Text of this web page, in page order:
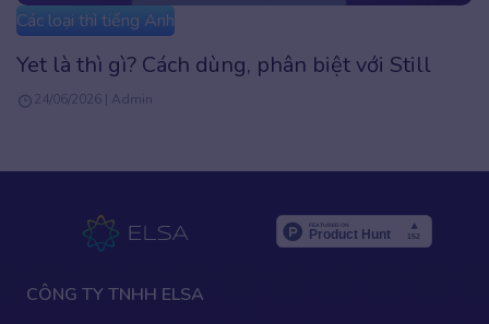
Các loại thì tiếng Anh
Thì tương lai hoàn thành (Future perfect):
Cách dùng và bài tập
CÔNG TY TNHH ELSA